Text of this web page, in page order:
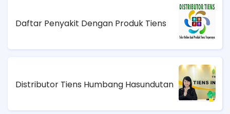
Daftar Penyakit Dengan Produk Tiens
Distributor Tiens Humbang Hasundutan